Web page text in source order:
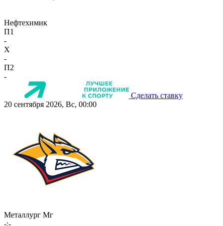
Нефтехимик
П1
-
X
-
П2
-
Сделать ставку
20 сентября 2026, Вс, 00:00
Металлург Мг
-:-